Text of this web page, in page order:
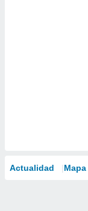
Actualidad